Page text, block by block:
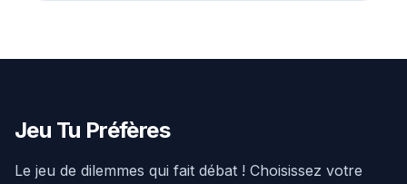
Jeu Tu Préfères
Le jeu de dilemmes qui fait débat ! Choisissez votre